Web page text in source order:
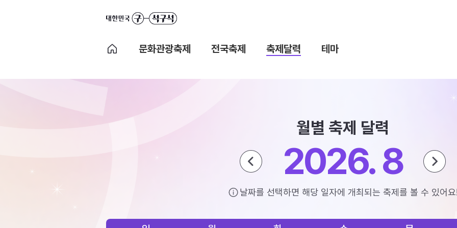
문화관광축제 전국축제 축제달력 테마
월별 축제 달력
2026. 8
날짜를 선택하면 해당 일자에 개최되는 축제를 볼 수 있어